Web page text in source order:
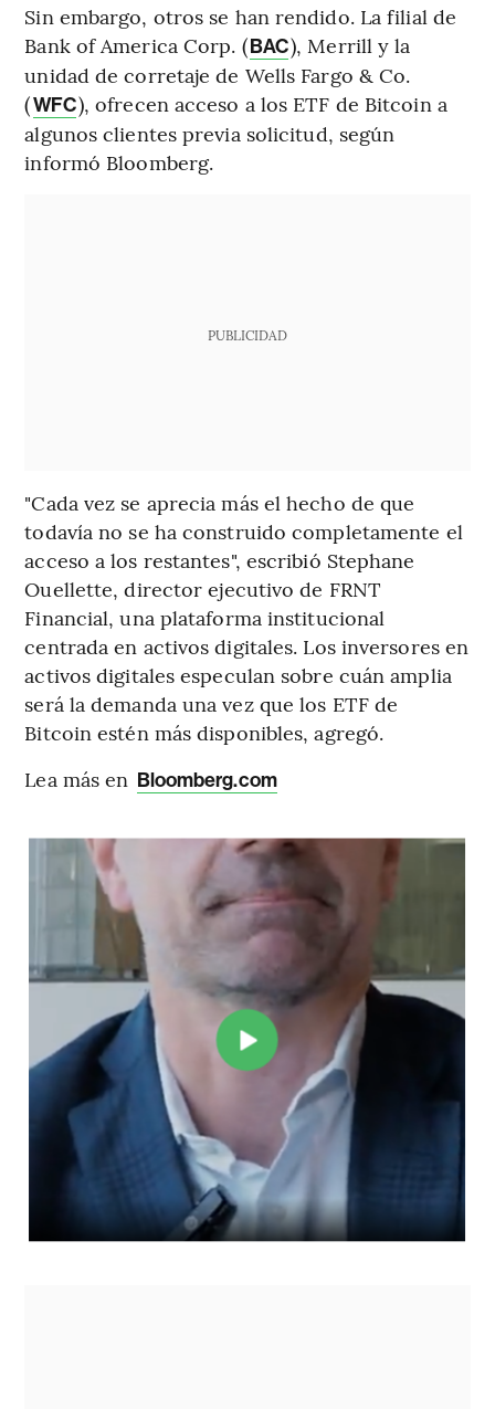
Sin embargo, otros se han rendido. La filial de
Bank of America Corp. (BAC), Merrill y la
unidad de corretaje de Wells Fargo & Co.
(WFC), ofrecen acceso a los ETF de Bitcoin a
algunos clientes previa solicitud, según
informó Bloomberg.
PUBLICIDAD
"Cada vez se aprecia más el hecho de que
todavía no se ha construido completamente el
acceso a los restantes", escribió Stephane
Ouellette, director ejecutivo de FRNT
Financial, una plataforma institucional
centrada en activos digitales. Los inversores en
activos digitales especulan sobre cuán amplia
será la demanda una vez que los ETF de
Bitcoin estén más disponibles, agregó.
Lea más en Bloomberg.com